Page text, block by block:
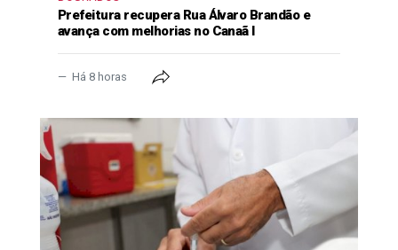
Prefeitura recupera Rua Álvaro Brandão e
avança com melhorias no Canaã I
Há 8 horas